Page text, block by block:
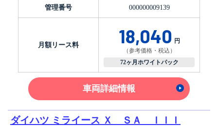
管理番号 000000009139
月額リース料 18,040 円
（参考価格・税込）
72ヶ月ホワイトパック
車両詳細情報
ダイハツ ミライース Ｘ ＳＡ ＩＩＩ